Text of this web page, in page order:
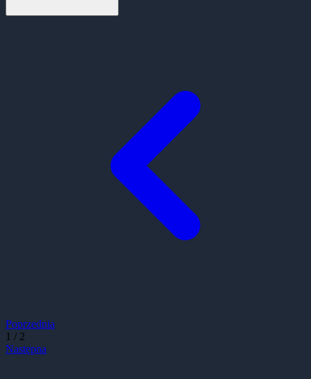
Poprzednia
1 / 2
Następna